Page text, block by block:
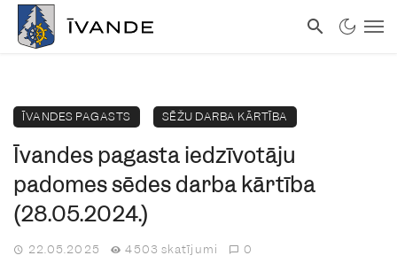
ĪVANDES PAGASTS SĒŽU DARBA KĀRTĪBA
Īvandes pagasta iedzīvotāju
padomes sēdes darba kārtība
(28.05.2024.)
22.05.2025 4503 skatījumi 0